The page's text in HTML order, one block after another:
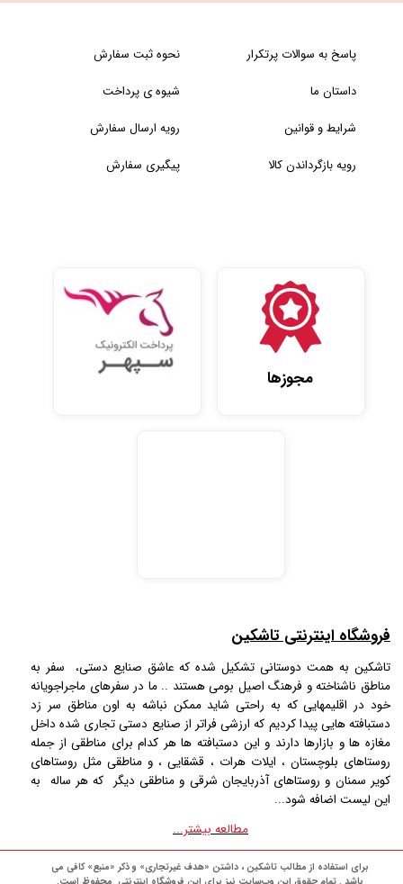
پاسخ به سوالات پرتکرار
داستان ما
شرایط و قوانین
رویه بازگرداندن کالا
مجوزها
نحوه ثبت سفارش
شیوه ی پرداخت
رویه ارسال سفارش
پیگیری سفارش
فروشگاه اینترنتی تاشکین
تاشکین به همت دوستانی تشکیل شده که عاشق صنایع دستی، سفر به
مناطق ناشناخته و فرهنگ اصیل بومی هستند .. ما در سفرهای ماجراجویانه
خود در اقلیمهایی که به راحتی شاید ممکن نباشه به اون مناطق سر زد
دستبافته هایی پیدا کردیم که ارزشی فراتر از صنایع دستی تجاری شده داخل
مغازه ها و بازارها دارند و این دستبافته ها هر کدام برای مناطقی از جمله
روستاهای بلوچستان ، ایلات هرات ، قشقایی ، و مناطقی مثل روستاهای
کویر سمنان و روستاهای آذربایجان شرقی و مناطقی دیگر که هر ساله به
این لیست اضافه شود...
برای استفاده از مطالب تاشکین ، داشتن «هدف غیرتجاری» و ذکر «منبع» کافی می
باشد . تمام حقوق اين وب‌سايت نیز برای این فروشگاه اینترنتی محفوظ است.
مطالعه بیشتر...